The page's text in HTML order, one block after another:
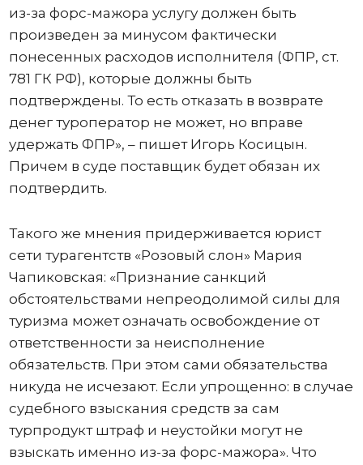
из-за форс-мажора услугу должен быть
произведен за минусом фактически
понесенных расходов исполнителя (ФПР, ст.
781 ГК РФ), которые должны быть
подтверждены. То есть отказать в возврате
денег туроператор не может, но вправе
удержать ФПР», – пишет Игорь Косицын.
Причем в суде поставщик будет обязан их
подтвердить.
Такого же мнения придерживается юрист
сети турагентств «Розовый слон» Мария
Чапиковская: «Признание санкций
обстоятельствами непреодолимой силы для
туризма может означать освобождение от
ответственности за неисполнение
обязательств. При этом сами обязательства
никуда не исчезают. Если упрощенно: в случае
судебного взыскания средств за сам
турпродукт штраф и неустойки могут не
взыскать именно из-за форс-мажора». Что